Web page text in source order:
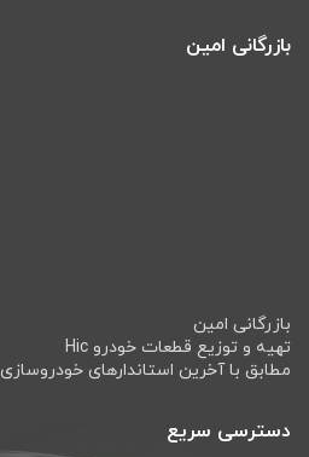
بازرگانی امین
بازرگانی امین
تهیه و توزیع قطعات خودرو Hic
مطابق با آخرین استاندارهای خودروسازی
دسترسی سریع